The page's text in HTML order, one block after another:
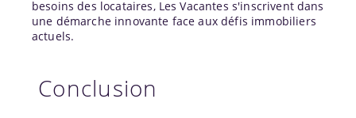
besoins des locataires, Les Vacantes s'inscrivent dans
une démarche innovante face aux défis immobiliers
actuels.
Conclusion